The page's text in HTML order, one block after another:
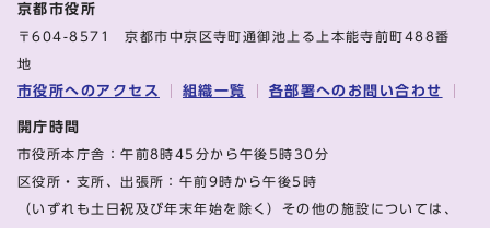
京都市役所
〒604-8571 京都市中京区寺町通御池上る上本能寺前町488番
地
市役所へのアクセス 組織一覧 各部署へのお問い合わせ
開庁時間
市役所本庁舎：午前8時45分から午後5時30分
区役所・支所、出張所：午前9時から午後5時
（いずれも土日祝及び年末年始を除く）その他の施設については、